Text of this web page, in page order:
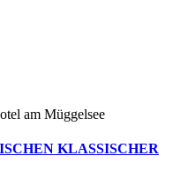
KLASSISCHER